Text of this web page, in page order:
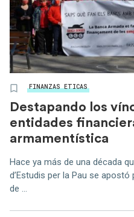
FINANZAS ETICAS
Destapando los
entidades
armamentística
Hace ya más de una década
d’Estudis per la Pau se
de ...